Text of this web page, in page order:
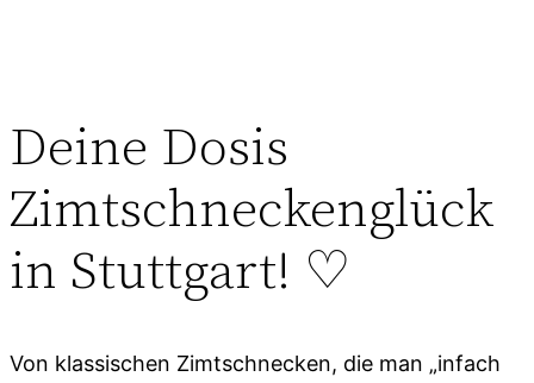
Deine Dosis
Zimtschneckenglück
in Stuttgart! ♡
Von klassischen Zimtschnecken, die man „infach